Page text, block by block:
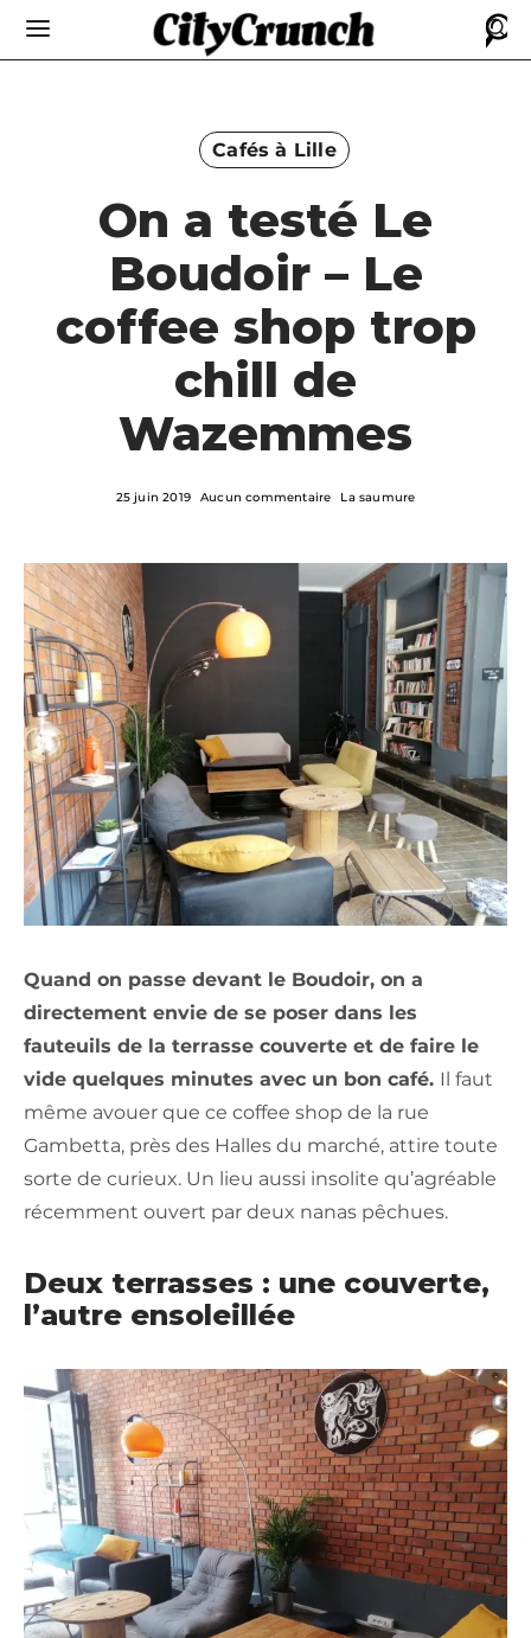
Cafés à Lille
On a testé Le
Boudoir – Le
coffee shop trop
chill de
Wazemmes
25 juin 2019 Aucun commentaire La saumure
Quand on passe devant le Boudoir, on a
directement envie de se poser dans les
fauteuils de la terrasse couverte et de faire le
vide quelques minutes avec un bon café. Il faut
même avouer que ce coffee shop de la rue
Gambetta, près des Halles du marché, attire toute
sorte de curieux. Un lieu aussi insolite qu’agréable
récemment ouvert par deux nanas pêchues.
Deux terrasses : une couverte,
l’autre ensoleillée